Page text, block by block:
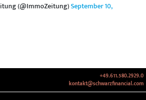
(@ImmoZeitung)September 10,
+49.611.580.2929.0
kontakt@schwarzfinancial.com